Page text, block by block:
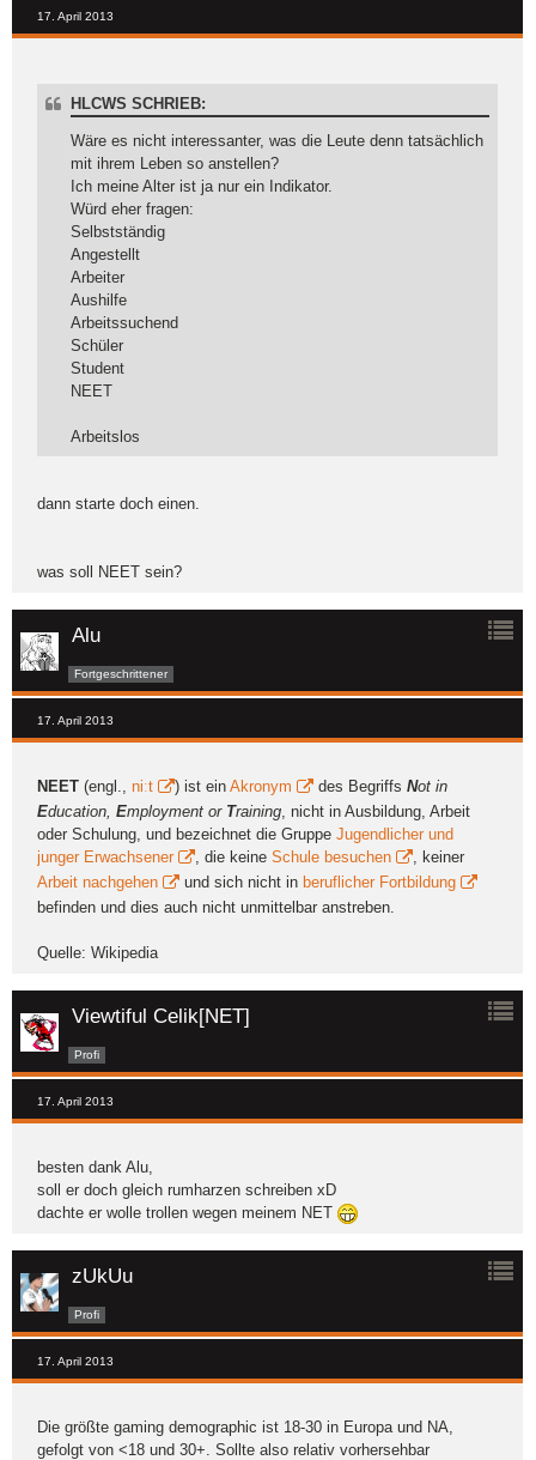
17. April 2013
HLCWS SCHRIEB:
Wäre es nicht interessanter, was die Leute denn tatsächlich
mit ihrem Leben so anstellen?
Ich meine Alter ist ja nur ein Indikator.
Würd eher fragen:
Selbstständig
Angestellt
Arbeiter
Aushilfe
Arbeitssuchend
Schüler
Student
NEET
Arbeitslos
dann starte doch einen.
was soll NEET sein?
Alu
Fortgeschrittener
17. April 2013
NEET (engl., niːt ) ist ein Akronym des Begriffs Not in
Education, Employment or Training, nicht in Ausbildung, Arbeit
oder Schulung, und bezeichnet die Gruppe Jugendlicher und
junger Erwachsener
, die keine Schule besuchen
, keiner
Arbeit nachgehen
und sich nicht in beruflicher Fortbildung
befinden und dies auch nicht unmittelbar anstreben.
Quelle: Wikipedia
Viewtiful Celik[NET]
Profi
17. April 2013
besten dank Alu,
soll er doch gleich rumharzen schreiben xD
dachte er wolle trollen wegen meinem NET
zUkUu
Profi
17. April 2013
Die größte gaming demographic ist 18-30 in Europa und NA,
gefolgt von <18 und 30+. Sollte also relativ vorhersehbar